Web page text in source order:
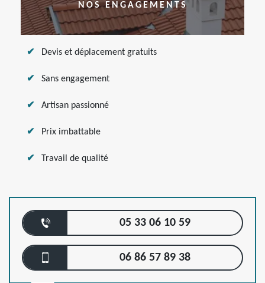
NOS ENGAGEMENTS
Devis et déplacement gratuits
Sans engagement
Artisan passionné
Prix imbattable
Travail de qualité
05 33 06 10 59
06 86 57 89 38